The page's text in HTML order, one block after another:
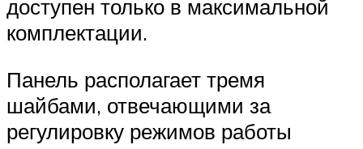
доступен только в максимальной
комплектации.
Панель располагает тремя
шайбами, отвечающими за
регулировку режимов работы